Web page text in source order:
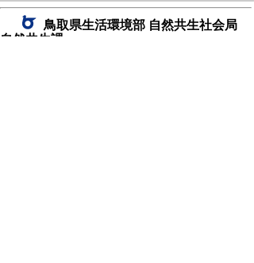
ネ
ッ
鳥取県生活環境部 自然共生社会局
自然共生課